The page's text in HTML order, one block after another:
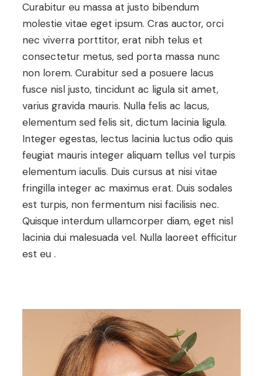
Curabitur eu massa at justo bibendum
molestie vitae eget ipsum. Cras auctor, orci
nec viverra porttitor, erat nibh telus et
consectetur metus, sed porta massa nunc
non lorem. Curabitur sed a posuere lacus
fusce nisl justo, tincidunt ac ligula sit amet,
varius gravida mauris. Nulla felis ac lacus,
elementum sed felis sit, dictum lacinia ligula.
Integer egestas, lectus lacinia luctus odio quis
feugiat mauris integer aliquam tellus vel turpis
elementum iaculis. Duis cursus at nisi vitae
fringilla integer ac maximus erat. Duis sodales
est turpis, non fermentum nisi facilisis nec.
Quisque interdum ullamcorper diam, eget nisl
lacinia dui malesuada vel. Nulla laoreet efficitur
est eu .